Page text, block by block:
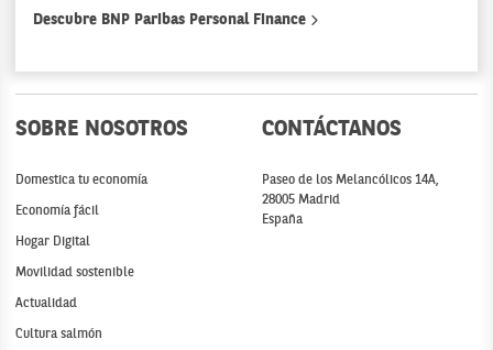
Descubre BNP Paribas Personal Finance
SOBRE NOSOTROS
Domestica tu economía
Economía fácil
Hogar Digital
Movilidad sostenible
Actualidad
Cultura salmón
CONTÁCTANOS
Paseo de los Melancólicos 14A,
28005 Madrid
España